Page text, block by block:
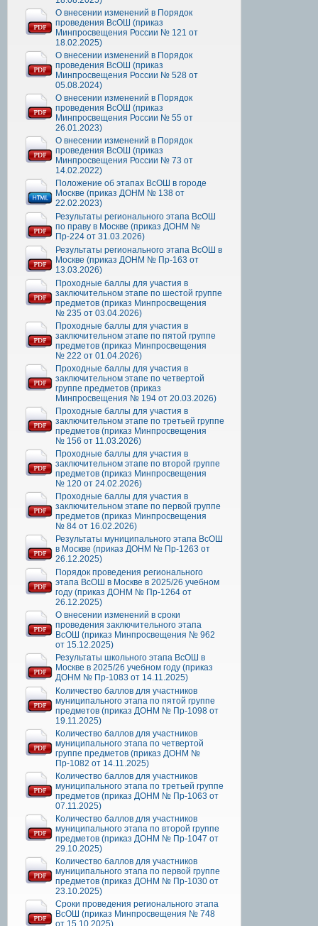
О внесении изменений в Порядок
проведения ВсОШ (приказ
Минпросвещения России № 121 от
18.02.2025)
О внесении изменений в Порядок
проведения ВсОШ (приказ
Минпросвещения России № 528 от
05.08.2024)
О внесении изменений в Порядок
проведения ВсОШ (приказ
Минпросвещения России № 55 от
26.01.2023)
О внесении изменений в Порядок
проведения ВсОШ (приказ
Минпросвещения России № 73 от
14.02.2022)
Положение об этапах ВсОШ в городе
Москве (приказ ДОНМ № 138 от
22.02.2023)
Результаты регионального этапа ВсОШ
по праву в Москве (приказ ДОНМ №
Пр-224 от 31.03.2026)
Результаты регионального этапа ВсОШ в
Москве (приказ ДОНМ № Пр-163 от
13.03.2026)
Проходные баллы для участия в
заключительном этапе по шестой группе
предметов (приказ Минпросвещения
№ 235 от 03.04.2026)
Проходные баллы для участия в
заключительном этапе по пятой группе
предметов (приказ Минпросвещения
№ 222 от 01.04.2026)
Проходные баллы для участия в
заключительном этапе по четвертой
группе предметов (приказ
Минпросвещения № 194 от 20.03.2026)
Проходные баллы для участия в
заключительном этапе по третьей группе
предметов (приказ Минпросвещения
№ 156 от 11.03.2026)
Проходные баллы для участия в
заключительном этапе по второй группе
предметов (приказ Минпросвещения
№ 120 от 24.02.2026)
Проходные баллы для участия в
заключительном этапе по первой группе
предметов (приказ Минпросвещения
№ 84 от 16.02.2026)
Результаты муниципального этапа ВсОШ
в Москве (приказ ДОНМ № Пр-1263 от
26.12.2025)
Порядок проведения регионального
этапа ВсОШ в Москве в 2025/26 учебном
году (приказ ДОНМ № Пр-1264 от
26.12.2025)
О внесении изменений в сроки
проведения заключительного этапа
ВсОШ (приказ Минпросвещения № 962
от 15.12.2025)
Результаты школьного этапа ВсОШ в
Москве в 2025/26 учебном году (приказ
ДОНМ № Пр-1083 от 14.11.2025)
Количество баллов для участников
муниципального этапа по пятой группе
предметов (приказ ДОНМ № Пр-1098 от
19.11.2025)
Количество баллов для участников
муниципального этапа по четвертой
группе предметов (приказ ДОНМ №
Пр-1082 от 14.11.2025)
Количество баллов для участников
муниципального этапа по третьей группе
предметов (приказ ДОНМ № Пр-1063 от
07.11.2025)
Количество баллов для участников
муниципального этапа по второй группе
предметов (приказ ДОНМ № Пр-1047 от
29.10.2025)
Количество баллов для участников
муниципального этапа по первой группе
предметов (приказ ДОНМ № Пр-1030 от
23.10.2025)
Сроки проведения регионального этапа
ВсОШ (приказ Минпросвещения № 748
от 15.10.2025)